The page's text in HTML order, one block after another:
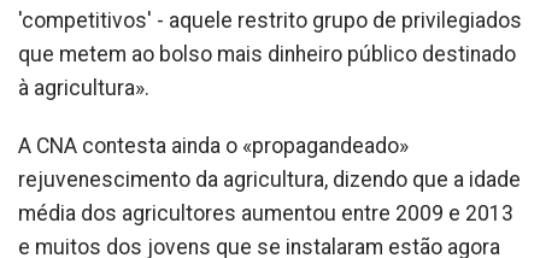
'competitivos' - aquele restrito grupo de privilegiados
que metem ao bolso mais dinheiro público destinado
à agricultura».
A CNA contesta ainda o «propagandeado»
rejuvenescimento da agricultura, dizendo que a idade
média dos agricultores aumentou entre 2009 e 2013
e muitos dos jovens que se instalaram estão agora